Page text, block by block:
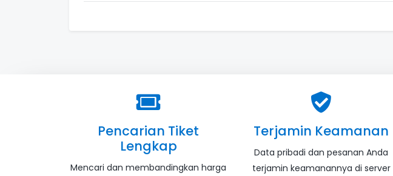
Pencarian Tiket
Lengkap
Mencari dan membandingkan harga
Terjamin Keamanan
Data pribadi dan pesanan Anda
terjamin keamanannya di server